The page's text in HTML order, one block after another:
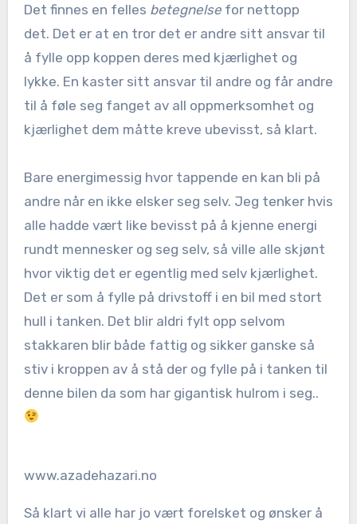
Det finnes en felles betegnelsefor nettopp
det. Det er at en tror det er andre sitt ansvar til
å fylle opp koppen deres med kjærlighet og
lykke. En kaster sitt ansvar til andre og får andre
til å føle seg fanget av all oppmerksomhet og
kjærlighet dem måtte kreve ubevisst, så klart.
Bare energimessig hvor tappende en kan bli på
andre når en ikke elsker seg selv. Jeg tenker hvis
alle hadde vært like bevisst på å kjenne energi
rundt mennesker og seg selv, så ville alle skjønt
hvor viktig det er egentlig med selv kjærlighet.
Det er som å fylle på drivstoff i en bil med stort
hull i tanken. Det blir aldri fylt opp selvom
stakkaren blir både fattig og sikker ganske så
stiv i kroppen av å stå der og fylle på i tanken til
denne bilen da som har gigantisk hulrom i seg..
www.azadehazari.no
Så klart vi alle har jo vært forelsket og ønsker å